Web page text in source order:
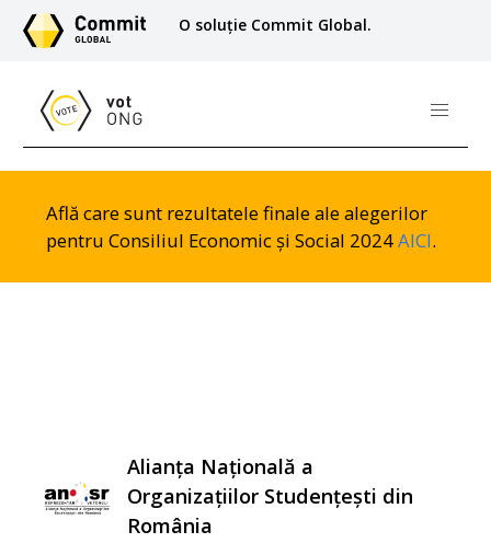
O soluție Commit Global.
Află care sunt rezultatele finale ale alegerilor
pentru Consiliul Economic și Social 2024AICI.
Alianța Națională a
Organizațiilor Studențești din
România